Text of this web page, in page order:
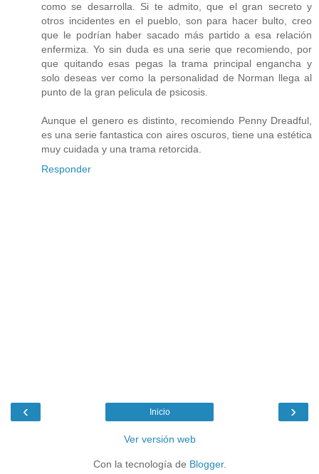
como se desarrolla. Si te admito, que el gran secreto y
otros incidentes en el pueblo, son para hacer bulto, creo
que le podrían haber sacado más partido a esa relación
enfermiza. Yo sin duda es una serie que recomiendo, por
que quitando esas pegas la trama principal engancha y
solo deseas ver como la personalidad de Norman llega al
punto de la gran pelicula de psicosis.
Aunque el genero es distinto, recomiendo Penny Dreadful,
es una serie fantastica con aires oscuros, tiene una estética
muy cuidada y una trama retorcida.
Responder
‹ ›
Inicio
Ver versión web
Con la tecnología de Blogger.